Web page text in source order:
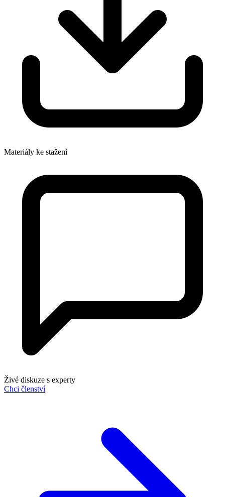
Materiály ke stažení
Živé diskuze s experty
Chci členství